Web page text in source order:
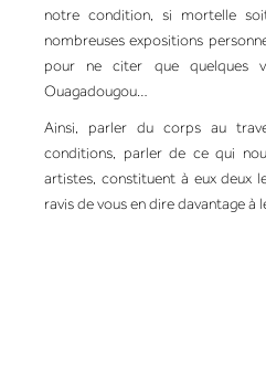
notre condition, si mortelle
nombreuses expositions
pour ne citer que quelques
Ouagadougou…
Ainsi, parler du corps au
conditions, parler de ce qui
artistes, constituent à eux deux
ravis de vous en dire davantage à